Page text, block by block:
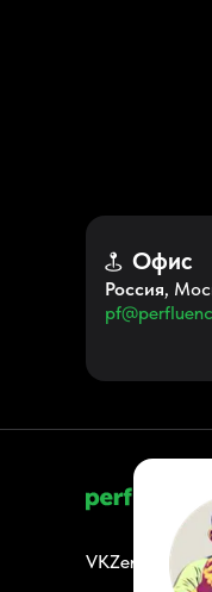
Офис
Россия,
VKZen Youtube